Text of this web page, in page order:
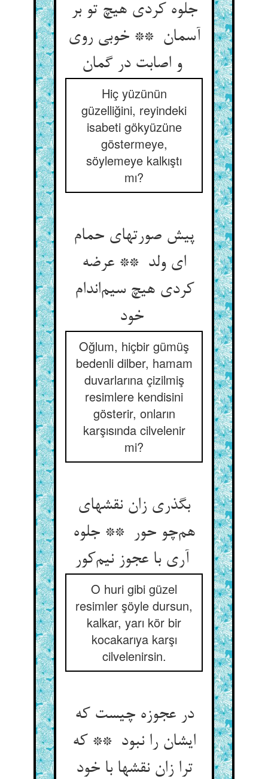
جلوه کردی هیچ تو بر
آسمان ** خوبی روی
و اصابت در گمان
Hiç yüzünün
güzelliğini, reyindeki
isabeti gökyüzüne
göstermeye,
söylemeye kalkıştı
mı?
پیش صورتهای حمام
ای ولد ** عرضه
کردی هیچ سیم‌اندام
Oğlum, hiçbir gümüş
bedenli dilber, hamam
duvarlarına çizilmiş
resimlere kendisini
gösterir, onların
karşısında cilvelenir
mi?
بگذری زان نقشهای
هم‌چو حور ** جلوه
O huri gibi güzel
resimler şöyle dursun,
kalkar, yarı kör bir
kocakarıya karşı
cilvelenirsin.
در عجوزه چیست که
ایشان را نبود ** که
ترا زان نقشها با خود